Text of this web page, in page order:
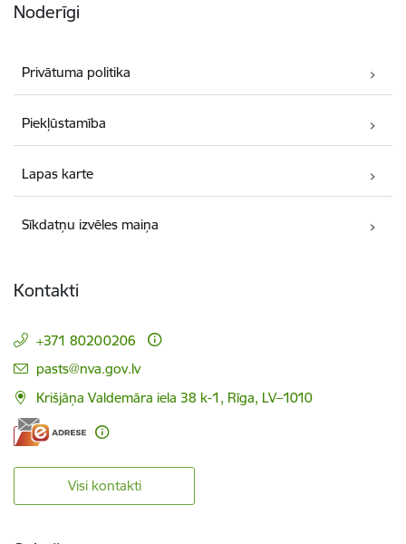
Noderīgi
Privātuma politika
Piekļūstamība
Lapas karte
Sīkdatņu izvēles maiņa
Kontakti
+371 80200206
E-pasts:
pasts@nva.gov.lv
Krišjāņa Valdemāra iela 38 k-1, Rīga, LV–1010
Visi kontakti